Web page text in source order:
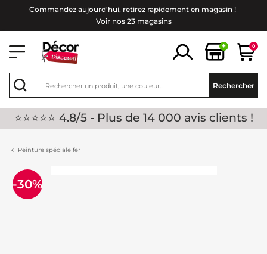
Commandez aujourd'hui, retirez rapidement en magasin !
Voir nos 23 magasins
+ 0
Rechercher
⭐⭐⭐⭐⭐ 4.8/5 - Plus de 14 000 avis clients !
Peinture spéciale fer
-30%